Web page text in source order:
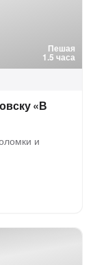
Пешая
1.5 часа
«В
и